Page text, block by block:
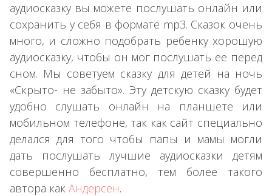
аудиосказку вы можете послушать онлайн или
сохранить у себя в формате mp3. Сказок очень
много, и сложно подобрать ребенку хорошую
аудиосказку, чтобы он мог послушать ее перед
сном. Мы советуем сказку для детей на ночь
«Скрыто- не забыто». Эту детскую сказку будет
удобно слушать онлайн на планшете или
мобильном телефоне, так как сайт специально
делался для того чтобы папы и мамы могли
дать послушать лучшие аудиосказки детям
совершенно бесплатно, тем более такого
автора как Андерсен.